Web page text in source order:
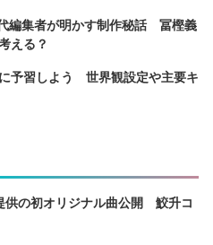
編集者が明かす制作秘話 冨樫義
える？
予習しよう 世界観設定や主要キ
供の初オリジナル曲公開 鮫升コ